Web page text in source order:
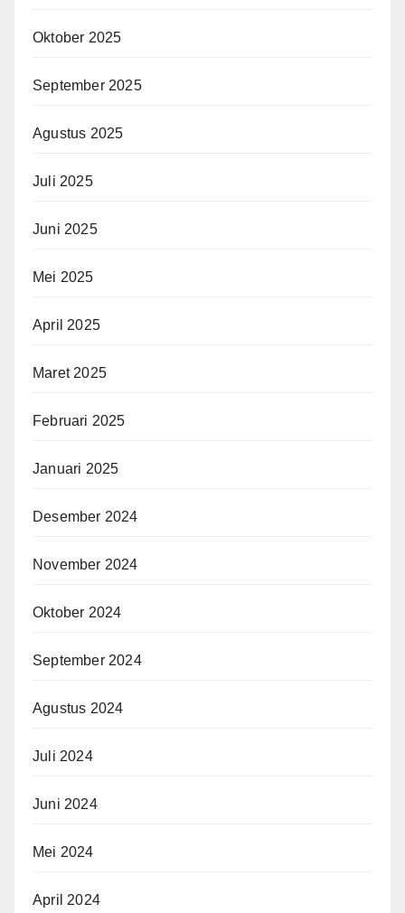
Oktober 2025
September 2025
Agustus 2025
Juli 2025
Juni 2025
Mei 2025
April 2025
Maret 2025
Februari 2025
Januari 2025
Desember 2024
November 2024
Oktober 2024
September 2024
Agustus 2024
Juli 2024
Juni 2024
Mei 2024
April 2024